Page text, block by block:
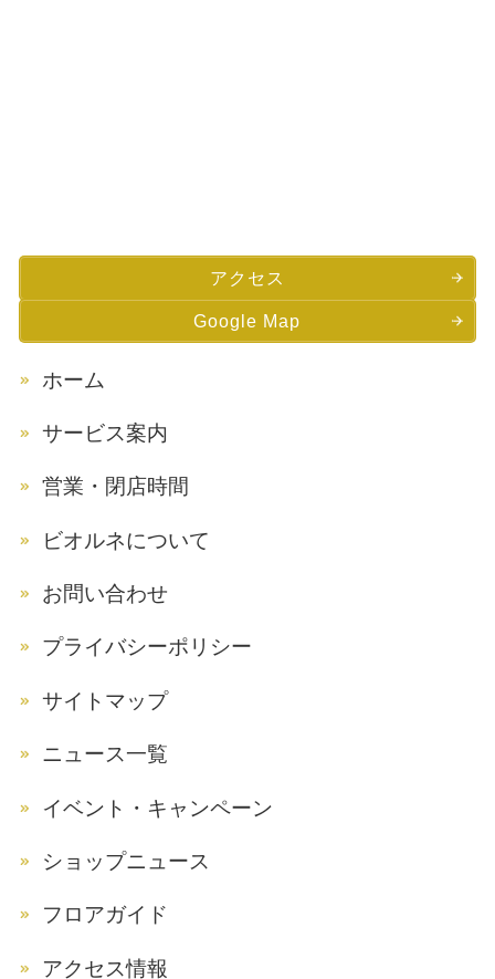
アクセス
Google Map
ホーム
サービス案内
営業・閉店時間
ビオルネについて
お問い合わせ
プライバシーポリシー
サイトマップ
ニュース一覧
イベント・キャンペーン
ショップニュース
フロアガイド
アクセス情報